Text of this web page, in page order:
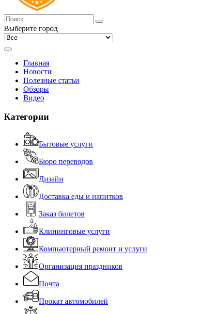
Выберите город
Главная
Новости
Полезные статьи
Обзоры
Видео
Категории
Бытовые услуги
Бюро переводов
Дизайн
Доставка еды и напитков
Заказ билетов
Клининговые услуги
Компьютерный ремонт и услуги
Организация праздников
Почта
Прокат автомобилей